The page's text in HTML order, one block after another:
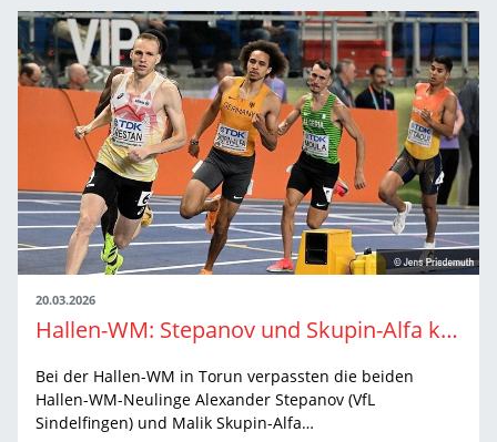
20.03.2026
Hallen-WM: Stepanov und Skupin-Alfa knapp an Halbfinale vorbei
Bei der Hallen-WM in Torun verpassten die beiden
Hallen-WM-Neulinge Alexander Stepanov (VfL
Sindelfingen) und Malik Skupin-Alfa…